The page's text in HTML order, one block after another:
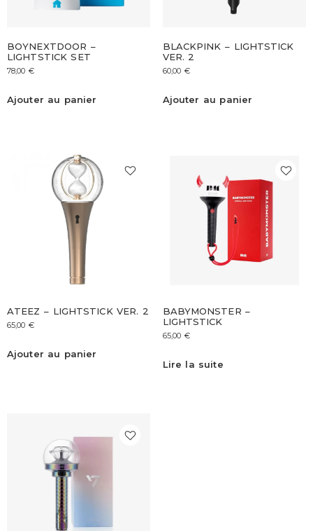
BOYNEXTDOOR –
LIGHTSTICK SET
78,00 €
Ajouter au panier
BLACKPINK – LIGHTSTICK
VER. 2
60,00 €
Ajouter au panier
ATEEZ – LIGHTSTICK VER. 2
65,00 €
Ajouter au panier
BABYMONSTER –
LIGHTSTICK
65,00 €
Lire la suite